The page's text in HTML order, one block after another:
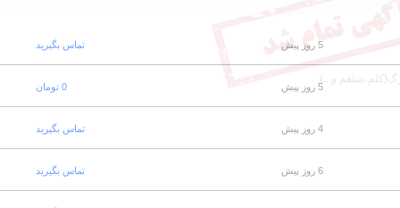
و...)
5 روز پیش تماس بگیرید
5 روز پیش 0 تومان
4 روز پیش تماس بگیرید
6 روز پیش تماس بگیرید